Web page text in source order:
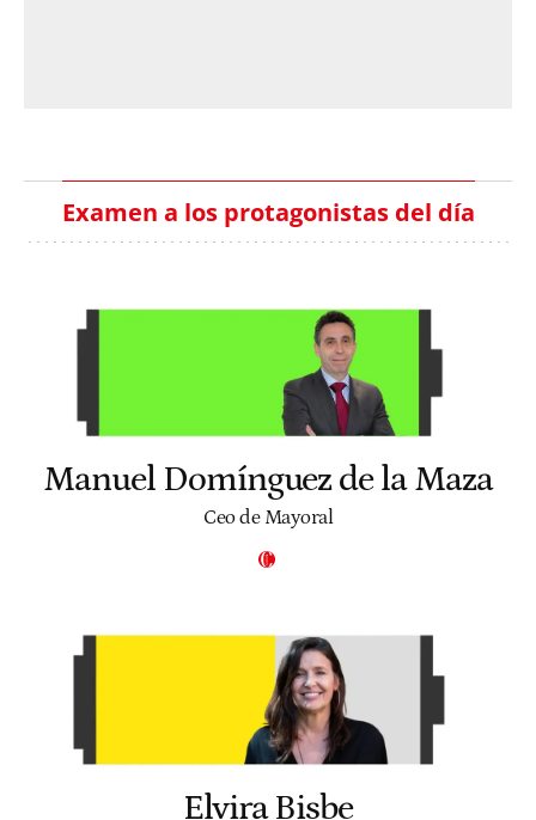
Examen a los protagonistas del día
Manuel Domínguez de la Maza
Ceo de Mayoral
Elvira Bisbe